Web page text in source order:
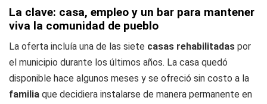
La clave: casa, empleo y un bar para mantener
viva la comunidad de pueblo
La oferta incluía una de las siete casas rehabilitadas por
el municipio durante los últimos años. La casa quedó
disponible hace algunos meses y se ofreció sin costo a la
familia que decidiera instalarse de manera permanente en